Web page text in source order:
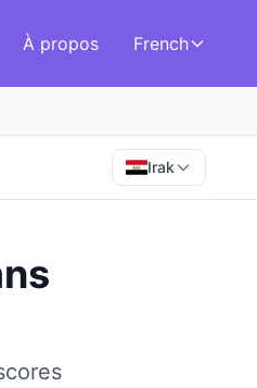
À propos French
Irak